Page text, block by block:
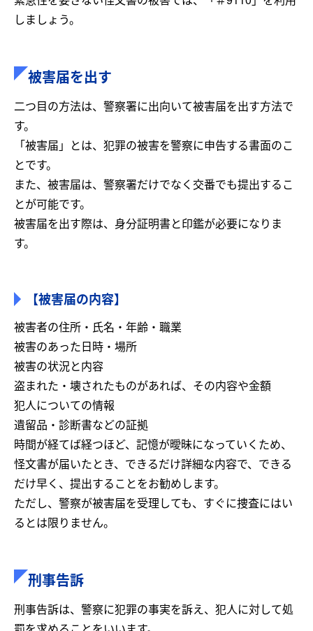
しましょう。
被害届を出す
二つ目の方法は、警察署に出向いて被害届を出す方法で
す。
「被害届」とは、犯罪の被害を警察に申告する書面のこ
とです。
また、被害届は、警察署だけでなく交番でも提出するこ
とが可能です。
被害届を出す際は、身分証明書と印鑑が必要になりま
す。
【被害届の内容】
被害者の住所・氏名・年齢・職業
被害のあった日時・場所
被害の状況と内容
盗まれた・壊されたものがあれば、その内容や金額
犯人についての情報
遺留品・診断書などの証拠
時間が経てば経つほど、記憶が曖昧になっていくため、
怪文書が届いたとき、できるだけ詳細な内容で、できる
だけ早く、提出することをお勧めします。
ただし、警察が被害届を受理しても、すぐに捜査にはい
るとは限りません。
刑事告訴
刑事告訴は、警察に犯罪の事実を訴え、犯人に対して処